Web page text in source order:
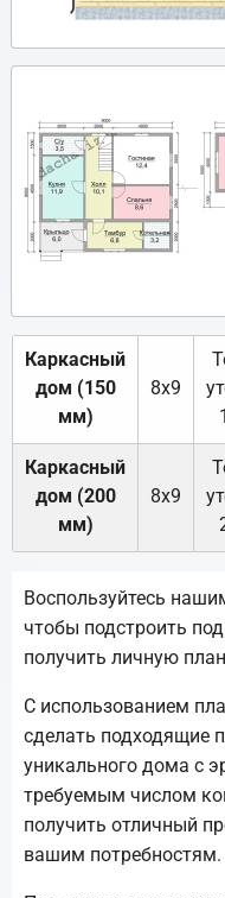
Каркасный
дом (150
мм)
8х9
Каркасный
дом (200
мм)
8х9
Воспользуйтесь
чтобы подстроить
получить личную
С использованием
сделать подходящие
уникального дома с
требуемым числом
получить отличный
вашим потребностям.